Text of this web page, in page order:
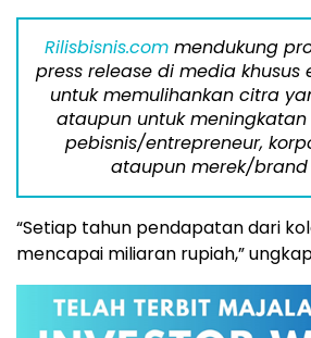
Rilisbisnis.commendukung
press release di media khusus
untuk memulihankan citra
ataupun untuk
pebisnis/entrepreneur,
ataupun merek/brand
“Setiap tahun pendapatan dari
mencapai miliaran rupiah,”